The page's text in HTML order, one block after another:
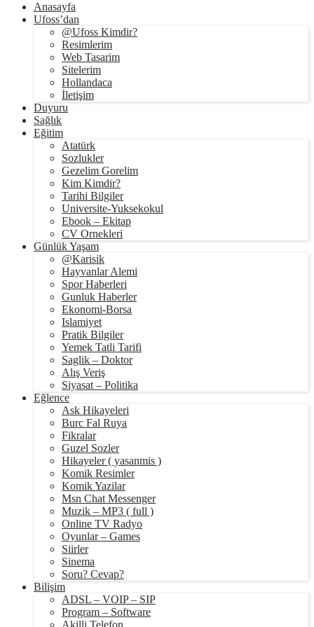
Anasayfa
Ufoss’dan
@Ufoss Kimdir?
Resimlerim
Web Tasarim
Sitelerim
Hollandaca
İletişim
Duyuru
Sağlık
Eğitim
Atatürk
Sozlukler
Gezelim Gorelim
Kim Kimdir?
Tarihi Bilgiler
Universite-Yuksekokul
Ebook – Ekitap
CV Ornekleri
Günlük Yaşam
@Karisik
Hayvanlar Alemi
Spor Haberleri
Gunluk Haberler
Ekonomi-Borsa
Islamiyet
Pratik Bilgiler
Yemek Tatli Tarifi
Saglik – Doktor
Alış Veriş
Siyasat – Politika
Eğlence
Ask Hikayeleri
Burc Fal Ruya
Fikralar
Guzel Sozler
Hikayeler ( yasanmis )
Komik Resimler
Komik Yazilar
Msn Chat Messenger
Muzik – MP3 ( full )
Online TV Radyo
Oyunlar – Games
Siirler
Sinema
Soru? Cevap?
Bilişim
ADSL – VOIP – SIP
Program – Software
Akilli Telefon